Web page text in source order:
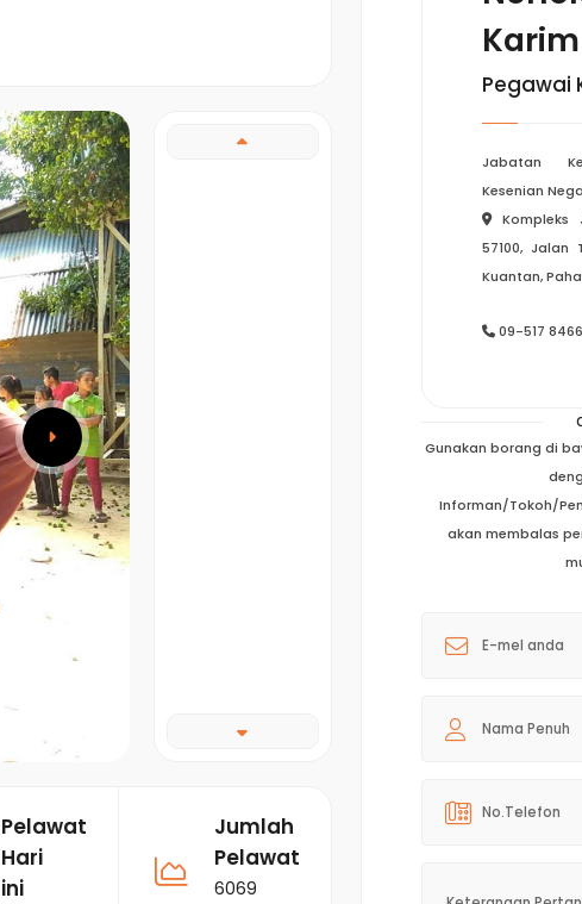
Pelawat
Hari
ini
Jumlah
Pelawat
6069
Karim
Pegawai
Jabatan
Kesenian
Kompleks
57100, Jalan
Kuantan,
09-517 8466
Gunakan borang di
Informan/Tokoh/
akan membalas